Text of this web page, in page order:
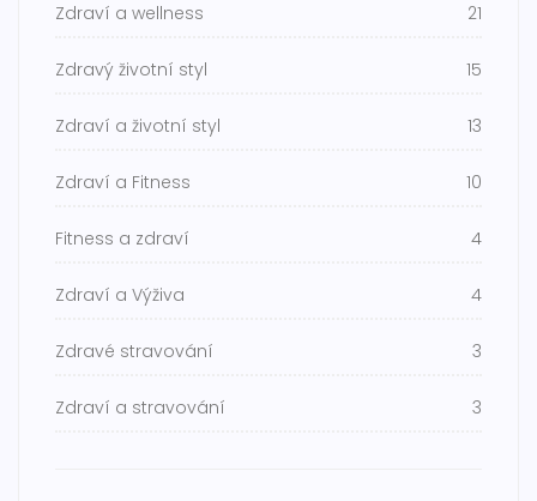
Zdraví a wellness 21
Zdravý životní styl 15
Zdraví a životní styl 13
Zdraví a Fitness 10
Fitness a zdraví 4
Zdraví a Výživa 4
Zdravé stravování 3
Zdraví a stravování 3